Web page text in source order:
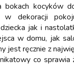
bokach kocyków
w dekoracji
jak i
w domu, jak
jest ręcznie z
co sprawia